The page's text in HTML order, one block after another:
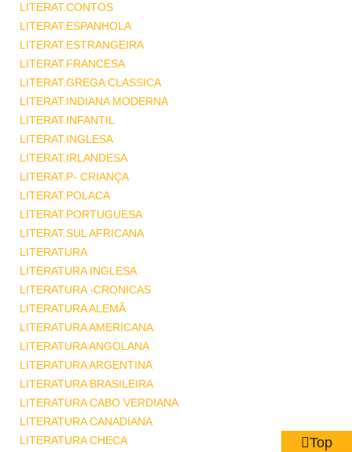
LITERAT.CONTOS
LITERAT.ESPANHOLA
LITERAT.ESTRANGEIRA
LITERAT.FRANCESA
LITERAT.GREGA CLASSICA
LITERAT.INDIANA MODERNA
LITERAT.INFANTIL
LITERAT.INGLESA
LITERAT.IRLANDESA
LITERAT.P- CRIANÇA
LITERAT.POLACA
LITERAT.PORTUGUESA
LITERAT.SUL AFRICANA
LITERATURA
LITERATURA INGLESA
LITERATURA -CRONICAS
LITERATURA ALEMÃ
LITERATURA AMERICANA
LITERATURA ANGOLANA
LITERATURA ARGENTINA
LITERATURA BRASILEIRA
LITERATURA CABO VERDIANA
LITERATURA CANADIANA
LITERATURA CHECA
Top